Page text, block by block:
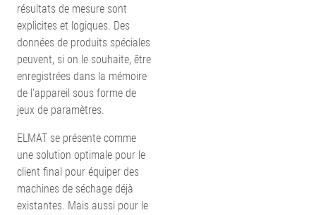
résultats de mesure sont
explicites et logiques. Des
données de produits spéciales
peuvent, si on le souhaite, être
enregistrées dans la mémoire
de l'appareil sous forme de
jeux de paramètres.
ELMAT se présente comme
une solution optimale pour le
client final pour équiper des
machines de séchage déjà
existantes. Mais aussi pour le